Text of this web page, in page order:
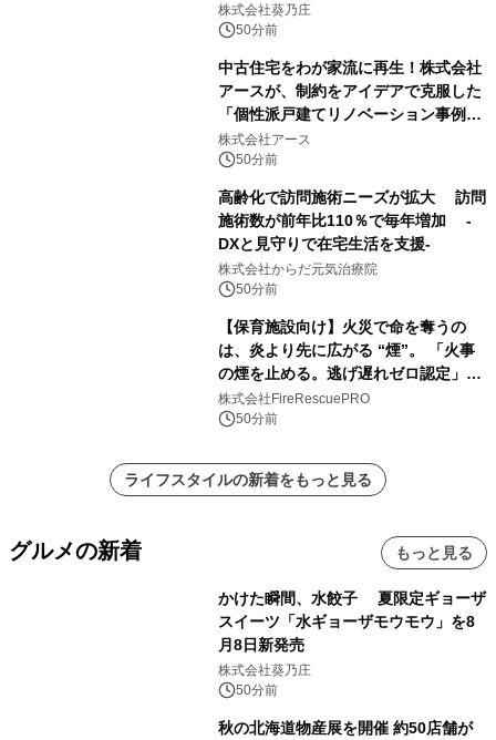
株式会社葵乃庄
50分前
中古住宅をわが家流に再生！株式会社
アースが、制約をアイデアで克服した
「個性派戸建てリノベーション事例5
選」を公開
株式会社アース
50分前
高齢化で訪問施術ニーズが拡大 訪問
施術数が前年比110％で毎年増加 -
DXと見守りで在宅生活を支援-
株式会社からだ元気治療院
50分前
【保育施設向け】火災で命を奪うの
は、炎より先に広がる “煙”。 「火事
の煙を止める。逃げ遅れゼロ認定」提
供開始
株式会社FireRescuePRO
50分前
ライフスタイルの新着をもっと見る
グルメの新着 もっと見る
かけた瞬間、水餃子 夏限定ギョーザ
スイーツ「水ギョーザモウモウ」を8
月8日新発売
株式会社葵乃庄
50分前
秋の北海道物産展を開催 約50店舗が